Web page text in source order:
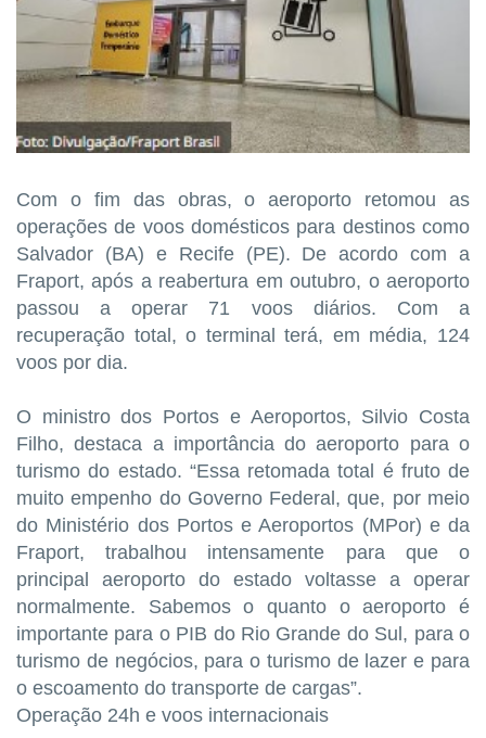
Com o fim das obras, o aeroporto retomou as
operações de voos domésticos para destinos como
Salvador (BA) e Recife (PE). De acordo com a
Fraport, após a reabertura em outubro, o aeroporto
passou a operar 71 voos diários. Com a
recuperação total, o terminal terá, em média, 124
voos por dia.
O ministro dos Portos e Aeroportos, Silvio Costa
Filho, destaca a importância do aeroporto para o
turismo do estado. “Essa retomada total é fruto de
muito empenho do Governo Federal, que, por meio
do Ministério dos Portos e Aeroportos (MPor) e da
Fraport, trabalhou intensamente para que o
principal aeroporto do estado voltasse a operar
normalmente. Sabemos o quanto o aeroporto é
importante para o PIB do Rio Grande do Sul, para o
turismo de negócios, para o turismo de lazer e para
o escoamento do transporte de cargas”.
Operação 24h e voos internacionais